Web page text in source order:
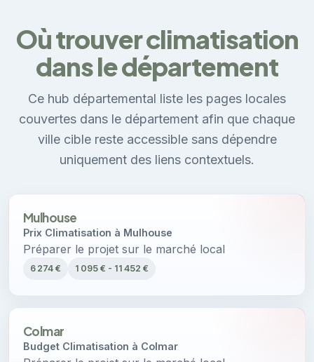
Où trouver climatisation
dans le département
Ce hub départemental liste les pages locales
couvertes dans le département afin que chaque
ville cible reste accessible sans dépendre
uniquement des liens contextuels.
Mulhouse
Prix Climatisation à Mulhouse
Préparer le projet sur le marché local
6 274 € 1 095 € - 11 452 €
Colmar
Budget Climatisation à Colmar